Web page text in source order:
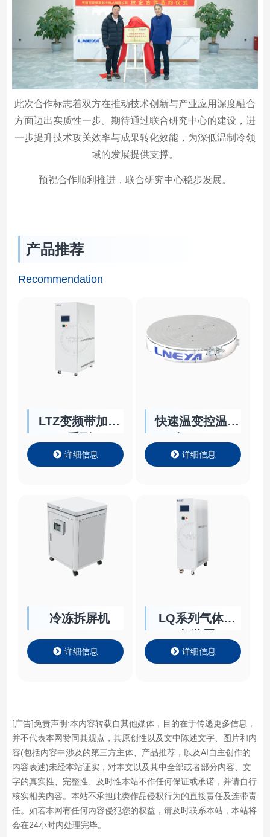
此次合作标志着双方在推动技术创新与产业应用深度融合
方面迈出实质性一步。期待通过联合研究中心的建设，进
一步提升技术攻关效率与成果转化效能，为深低温制冷领
域的发展提供支撑。
预祝合作顺利推进，联合研究中心稳步发展。
产品推荐
Recommendation
LTZ变频带加热
系列
详细信息
快速温变控温卡
盘Chuck
详细信息
冷冻拆屏机
详细信息
LQ系列气体冷
详细信息
[广告]免责声明:本内容转载自其他媒体，目的在于传递更多信息，
并不代表本网赞同其观点，其原创性以及文中陈述文字、图片和内
容(包括内容中涉及的第三方主体、产品推荐，以及AI自主创作的
内容表述)未经本站证实，对本文以及其中全部或者部分内容、文
字的真实性、完整性、及时性本站不作任何保证或承诺，并请自行
核实相关内容。本站不承担此类作品侵权行为的直接责任及连带责
任。如若本网有任何内容侵犯您的权益，请及时联系本站，本站将
会在24小时内处理完毕。